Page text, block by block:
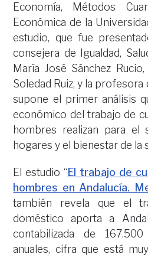
Economía, Métodos
Económica de la
estudio, que fue
consejera de Igualdad,
María José Sánchez
Soledad Ruiz, y la profesora
supone el primer análisis
económico del trabajo de
hombres realizan para el
hogares y el bienestar de la
El estudio “ El trabajo de
hombres en Andalucía.
también revela que el
doméstico aporta a
contabilizada de
anuales, cifra que está